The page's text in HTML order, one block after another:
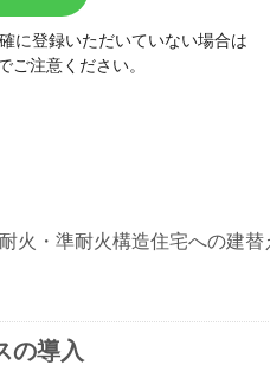
に登録いただいていない場合は
ご注意ください。
火・準耐火構造住宅への建替
の導入